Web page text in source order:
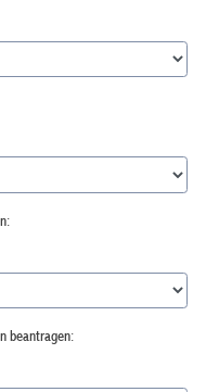
beantragen: